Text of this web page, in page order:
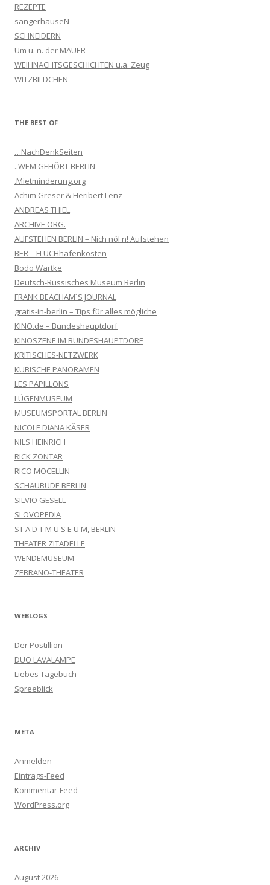
REZEPTE
sangerhauseN
SCHNEIDERN
Um u. n. der MAUER
WEIHNACHTSGESCHICHTEN u.a. Zeug
WITZBILDCHEN
THE BEST OF
…NachDenkSeiten
..WEM GEHÖRT BERLIN
.Mietminderung.org
Achim Greser & Heribert Lenz
ANDREAS THIEL
ARCHIVE ORG.
AUFSTEHEN BERLIN – Nich nöl'n! Aufstehen
BER – FLUCHhafenkosten
Bodo Wartke
Deutsch-Russisches Museum Berlin
FRANK BEACHAM´S JOURNAL
gratis-in-berlin – Tips für alles mögliche
KINO.de – Bundeshauptdorf
KINOSZENE IM BUNDESHAUPTDORF
KRITISCHES-NETZWERK
KUBISCHE PANORAMEN
LES PAPILLONS
LÜGENMUSEUM
MUSEUMSPORTAL BERLIN
NICOLE DIANA KÄSER
NILS HEINRICH
RICK ZONTAR
RICO MOCELLIN
SCHAUBUDE BERLIN
SILVIO GESELL
SLOVOPEDIA
ST A D T M U S E U M, BERLIN
THEATER ZITADELLE
WENDEMUSEUM
ZEBRANO-THEATER
WEBLOGS
Der Postillion
DUO LAVALAMPE
Liebes Tagebuch
Spreeblick
META
Anmelden
Eintrags-Feed
Kommentar-Feed
WordPress.org
ARCHIV
August 2026